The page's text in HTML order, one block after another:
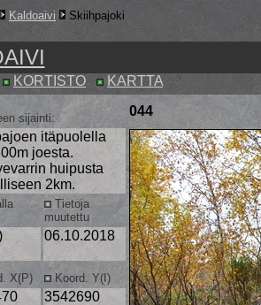
Kaldoaivi Skiihpajoki
KORTISTO KARTTA
sijainti:
044
itäpuolella
joesta.
huipusta
2km.
Tietoja
muutettu
06.10.2018
X(P) Koord. Y(I)
3542690